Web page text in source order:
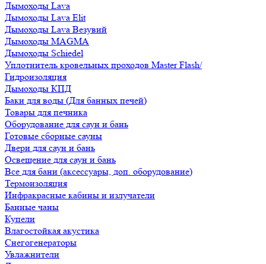
Дымоходы Lava
Дымоходы Lava Elit
Дымоходы Lava Везувий
Дымоходы MAGMA
Дымоходы Schiedel
Уплотнитель кровельных проходов Master Flash/
Гидроизоляция
Дымоходы КПД
Баки для воды (Для банных печей)
Товары для печника
Оборудование для саун и бань
Готовые сборные сауны
Двери для саун и бань
Освещение для саун и бань
Все для бани (аксессуары, доп. оборудование)
Термоизоляция
Инфракрасные кабины и излучатели
Банные чаны
Купели
Влагостойкая акустика
Снегогенераторы
Увлажнители